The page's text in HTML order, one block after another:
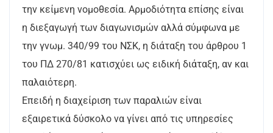
την κείμενη νομοθεσία. Αρμοδιότητα επίσης είναι
η διεξαγωγή των διαγωνισμών αλλά σύμφωνα με
την γνωμ. 340/99 του ΝΣΚ, η διάταξη του άρθρου 1
του ΠΔ 270/81 κατισχύει ως ειδική διάταξη, αν και
παλαιότερη.
Επειδή η διαχείριση των παραλιών είναι
εξαιρετικά δύσκολο να γίνει από τις υπηρεσίες